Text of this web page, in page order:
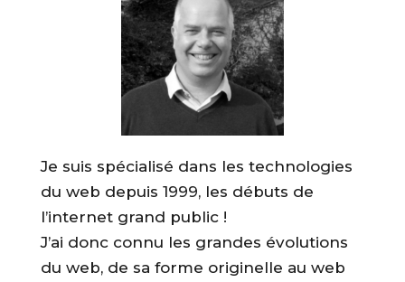
Je suis spécialisé dans les technologies
du web depuis 1999, les débuts de
l’internet grand public !
J’ai donc connu les grandes évolutions
du web, de sa forme originelle au web